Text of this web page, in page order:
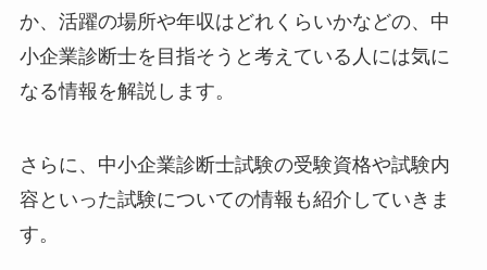
か、活躍の場所や年収はどれくらいかなどの、中
小企業診断士を目指そうと考えている人には気に
なる情報を解説します。
さらに、中小企業診断士試験の受験資格や試験内
容といった試験についての情報も紹介していきま
す。